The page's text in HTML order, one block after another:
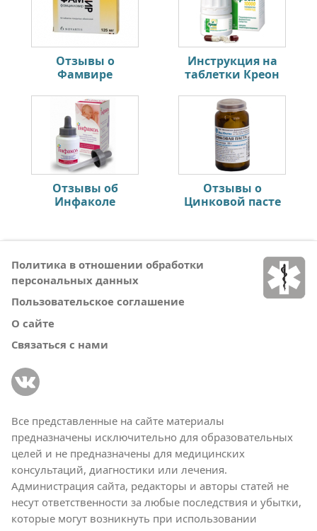
Отзывы о
Фамвире
Инструкция на
таблетки Креон
Отзывы об
Инфаколе
Отзывы о
Цинковой пасте
Политика в отношении обработки
персональных данных
Пользовательское соглашение
О сайте
Связаться с нами
Все представленные на сайте материалы
предназначены исключительно для образовательных
целей и не предназначены для медицинских
консультаций, диагностики или лечения.
Администрация сайта, редакторы и авторы статей не
несут ответственности за любые последствия и убытки,
которые могут возникнуть при использовании